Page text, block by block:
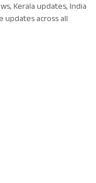
Kerala updates, India
updates across all